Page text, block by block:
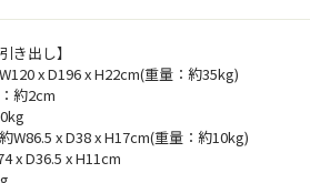
き出し】
x D196 x H22cm(重量：約35kg)
約2cm
W86.5 x D38 x H17cm(重量：約10kg)
x D36.5 x H11cm